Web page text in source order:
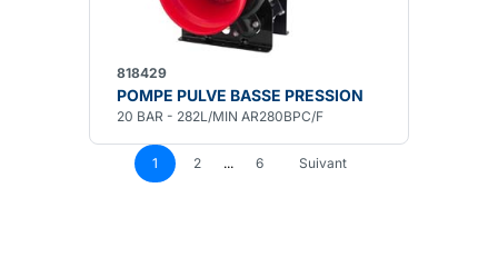
818429
POMPE PULVE BASSE PRESSION
20 BAR - 282L/MIN AR280BPC/F
1 2 ... 6 Suivant